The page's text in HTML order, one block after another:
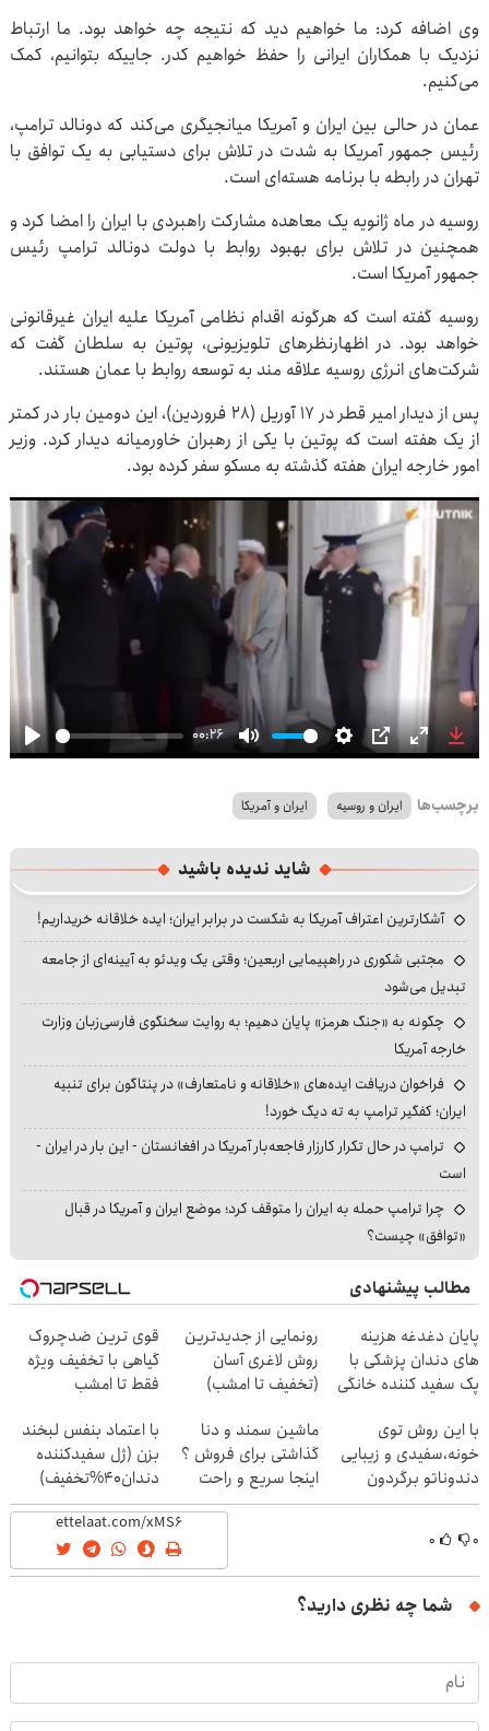
وی اضافه کرد: ما خواهیم دید که نتیجه چه خواهد بود. ما ارتباط
نزدیک با همکاران ایرانی را حفظ خواهیم کدر. جاییکه بتوانیم، کمک
می‌کنیم.
عمان در حالی بین ایران و آمریکا میانجیگری می‌کند که دونالد ترامپ،
رئیس جمهور آمریکا به شدت در تلاش برای دستیابی به یک توافق با
تهران در رابطه با برنامه هسته‌ای است.
روسیه در ماه ژانویه یک معاهده مشارکت راهبردی با ایران را امضا کرد و
همچنین در تلاش برای بهبود روابط با دولت دونالد ترامپ رئیس
جمهور آمریکا است.
روسیه گفته است که هرگونه اقدام نظامی آمریکا علیه ایران غیرقانونی
خواهد بود. در اظهارنظرهای تلویزیونی، پوتین به سلطان گفت که
شرکت‌های انرژی روسیه علاقه مند به توسعه روابط با عمان هستند.
پس از دیدار امیر قطر در ۱۷ آوریل (۲۸ فروردین)، این دومین بار در کمتر
از یک هفته است که پوتین با یکی از رهبران خاورمیانه دیدار کرد. وزیر
امور خارجه ایران هفته گذشته به مسکو سفر کرده بود.
Play
00:26
Mute Settings
PIP Enter
برچسب‌ها ایران و روسیه ایران و آمریکا
شاید ندیده باشید
آشکارترین اعتراف آمریکا به شکست در برابر ایران؛ ایده خلاقانه خریداریم!
مجتبی شکوری در راهپیمایی اربعین؛ وقتی یک ویدئو به آیینه‌ای از جامعه
تبدیل می‌شود
چگونه به «جنگ هرمز» پایان دهیم؛ به روایت سخنگوی فارسی‌زبان وزارت
خارجه آمریکا
فراخوان دریافت ایده‌های «خلاقانه و نامتعارف» در پنتاگون برای تنبیه
ایران؛ کفگیر ترامپ به ته دیگ خورد!
ترامپ در حال تکرار کارزار فاجعه‌بار آمریکا در افغانستان - این بار در ایران -
است
چرا ترامپ حمله به ایران را متوقف کرد؛ موضع ایران و آمریکا در قبال
«توافق» چیست؟
مطالب پیشنهادی
پایان دغدغه هزینه
های دندان پزشکی با
پک سفید کننده خانگی
رونمایی از جدیدترین
روش لاغری آسان
(تخفیف تا امشب)
قوی ترین ضدچروک
گیاهی با تخفیف ویژه
فقط تا امشب
با این روش توی
خونه،سفیدی و زیبایی
دندوناتو برگردون
(40%off)
ماشین سمند و دنا
گذاشتی برای فروش ؟
اینجا سریع و راحت
بفروش
با اعتماد بنفس لبخند
بزن (ژل سفیدکننده
دندان40%تخفیف)
۰ ۰
شما چه نظری دارید؟